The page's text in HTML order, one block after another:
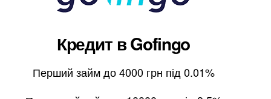
Кредит вGofingo
Перший займ до 4000 грн під 0.01%